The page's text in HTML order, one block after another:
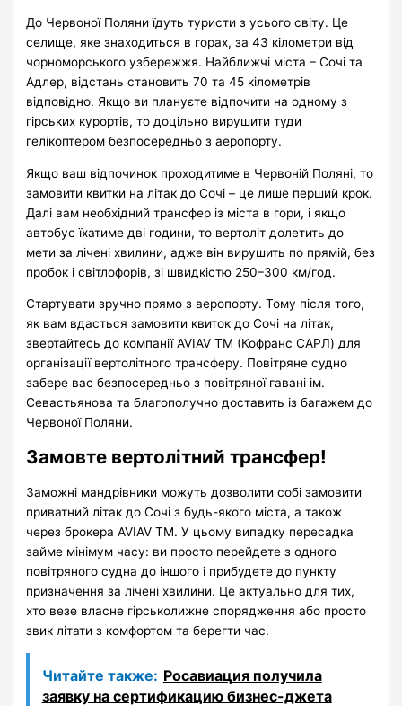
До Червоної Поляни їдуть туристи з усього світу. Це
селище, яке знаходиться в горах, за 43 кілометри від
чорноморського узбережжя. Найближчі міста – Сочі та
Адлер, відстань становить 70 та 45 кілометрів
відповідно. Якщо ви плануєте відпочити на одному з
гірських курортів, то доцільно вирушити туди
гелікоптером безпосередньо з аеропорту.
Якщо ваш відпочинок проходитиме в Червоній Поляні, то
замовити квитки на літак до Сочі – це лише перший крок.
Далі вам необхідний трансфер із міста в гори, і якщо
автобус їхатиме дві години, то вертоліт долетить до
мети за лічені хвилини, адже він вирушить по прямій, без
пробок і світлофорів, зі швидкістю 250–300 км/год.
Стартувати зручно прямо з аеропорту. Тому після того,
як вам вдасться замовити квиток до Сочі на літак,
звертайтесь до компанії AVIAV TM (Кофранс САРЛ) для
організації вертолітного трансферу. Повітряне судно
забере вас безпосередньо з повітряної гавані ім.
Севастьянова та благополучно доставить із багажем до
Червоної Поляни.
Замовте вертолітний трансфер!
Заможні мандрівники можуть дозволити собі замовити
приватний літак до Сочі з будь-якого міста, а також
через брокера AVIAV TM. У цьому випадку пересадка
займе мінімум часу: ви просто перейдете з одного
повітряного судна до іншого і прибудете до пункту
призначення за лічені хвилини. Це актуально для тих,
хто везе власне гірськолижне спорядження або просто
звик літати з комфортом та берегти час.
Читайте также: Росавиация получила
заявку на сертификацию бизнес-джета